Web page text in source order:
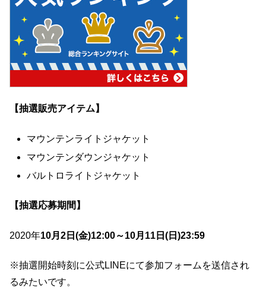
【抽選販売アイテム】
マウンテンライトジャケット
マウンテンダウンジャケット
バルトロライトジャケット
【抽選応募期間】
2020年10月2日(金)12:00～10月11日(日)23:59
※抽選開始時刻に公式LINEにて参加フォームを送信され
るみたいです。